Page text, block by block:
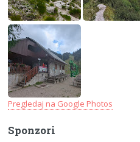
Pregledaj na Google Photos
Sponzori